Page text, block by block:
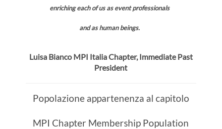
enriching each of us as event professionals
and as human beings.
Luisa Bianco MPI Italia Chapter, Immediate Past
President
Popolazione appartenenza al capitolo
MPI Chapter Membership Population